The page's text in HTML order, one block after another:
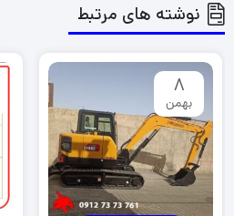
نوشته های مرتبط
8
بهمن